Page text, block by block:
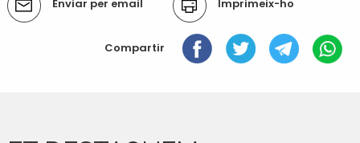
del
Enviar per email Imprimeix-ho
Compartir